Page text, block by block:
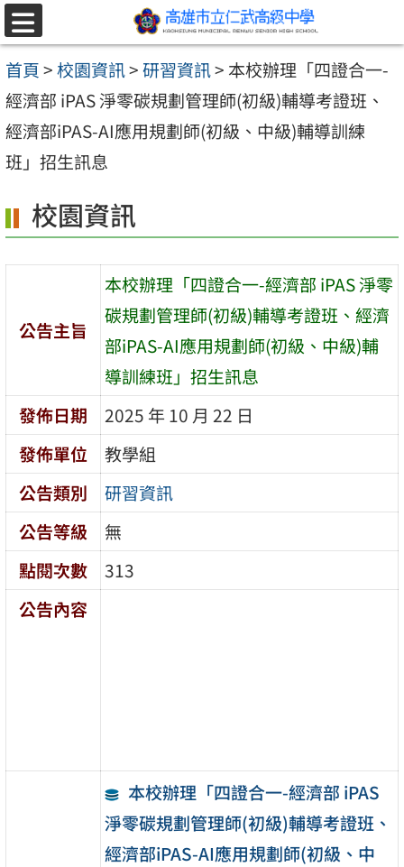
跳至主要內容區
選
單
首頁>校園資訊>研習資訊> 本校辦理「四證合一-
經濟部 iPAS 淨零碳規劃管理師(初級)輔導考證班、
經濟部iPAS-AI應用規劃師(初級、中級)輔導訓練
班」招生訊息
校園資訊
公告主旨
本校辦理「四證合一-經濟部 iPAS 淨零
碳規劃管理師(初級)輔導考證班、經濟
部iPAS-AI應用規劃師(初級、中級)輔
導訓練班」招生訊息
發佈日期
2025 年 10 月 22 日
發佈單位
教學組
公告類別
研習資訊
公告等級
無
點閱次數
313
公告內容
本校辦理「四證合一-經濟部 iPAS
淨零碳規劃管理師(初級)輔導考證班、
經濟部iPAS-AI應用規劃師(初級、中